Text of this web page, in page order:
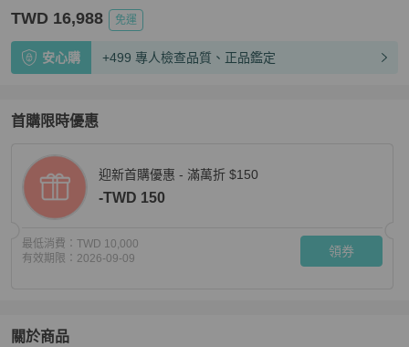
TWD 16,988 免運
安心購 +499 專人檢查品質、正品鑑定
首購限時優惠
迎新首購優惠 - 滿萬折 $150
-TWD 150
最低消費： TWD 10,000
有效期限： 2026-09-09 領券
關於商品